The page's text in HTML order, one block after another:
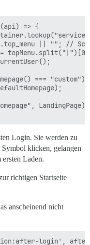
=> {
|| ""; //
=== "custom")
LandingPage);
Login. Sie werden zu
klicken, gelangen
Laden.
richtigen Startseite
anscheinend nicht